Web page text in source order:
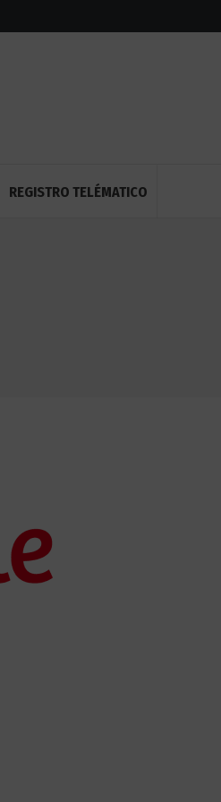
REGISTRO TELÉMATICO